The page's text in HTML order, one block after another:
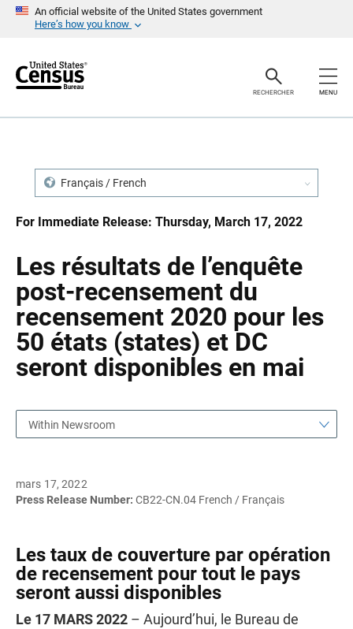
An official website of the United States government
Here’s how you know
r
RECHERCHER MENU
Français / French
For Immediate Release: Thursday, March 17, 2022
Les résultats de l’enquête
post-recensement du
recensement 2020 pour les
50 états (states) et DC
seront disponibles en mai
a
Within Newsroom
mars 17, 2022
Press Release Number: CB22-CN.04 French / Français
Les taux de couverture par opération
de recensement pour tout le pays
seront aussi disponibles
Le 17 MARS 2022 – Aujourd’hui, le Bureau de